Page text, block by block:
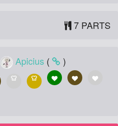
7 PARTS
Apicius ( )